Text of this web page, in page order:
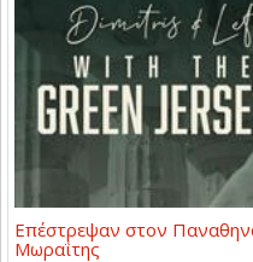
Επέστρεψαν στον
Μωραΐτης